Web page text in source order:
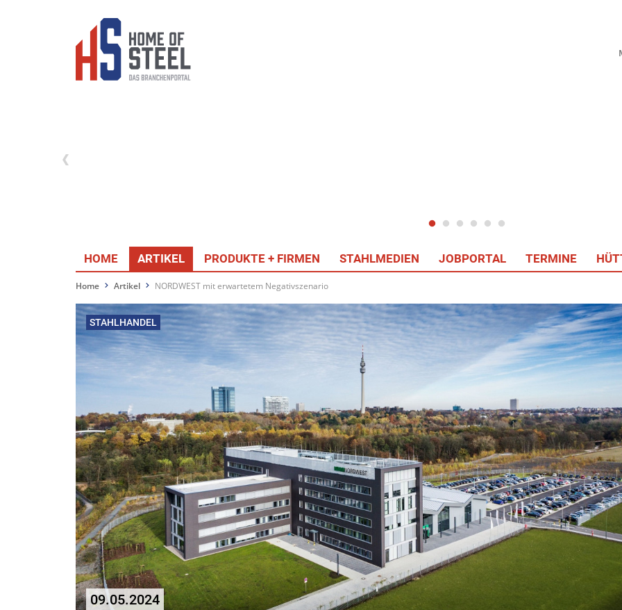
HOME ARTIKEL PRODUKTE + FIRMEN STAHLMEDIEN JOBPORTAL TERMINE
Home Artikel NORDWEST mit erwartetem Negativszenario
STAHLHANDEL
09.05.2024